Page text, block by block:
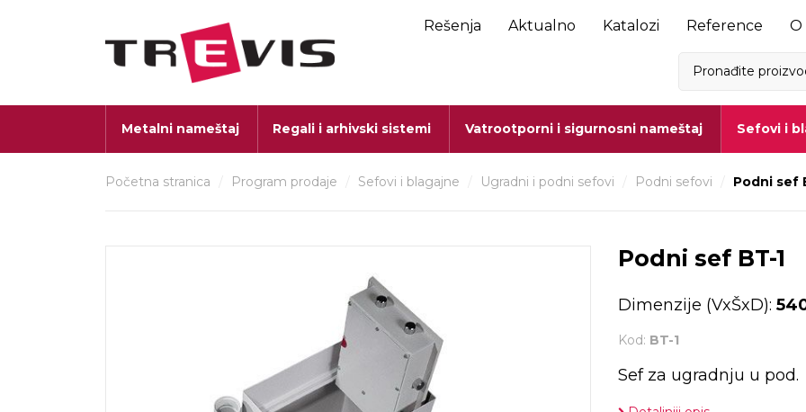
Rešenja Aktualno Katalozi Reference O
Metalni nameštaj Regali i arhivski sistemi Vatrootporni i sigurnosni nameštaj Sefovi i
Početna stranica Program prodaje Sefovi i blagajne Ugradni i podni sefovi Podni sefovi Podni sef
Podni sef BT-1
Dimenzije (VxŠxD):
Kod: BT-1
Sef za ugradnju u pod.